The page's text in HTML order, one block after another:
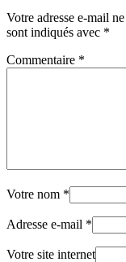
Votre adresse e-mail
sont indiqués avec *
Commentaire *
Votre nom *
Adresse e-mail *
Votre site internet